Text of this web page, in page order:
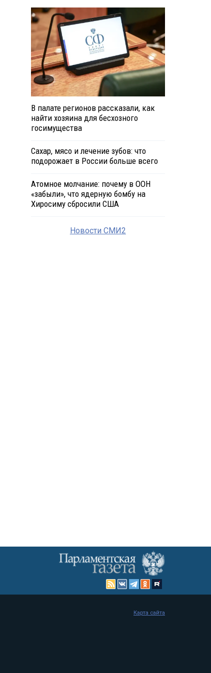
В палате регионов рассказали, как
найти хозяина для бесхозного
госимущества
Сахар, мясо и лечение зубов: что
подорожает в России больше всего
Атомное молчание: почему в ООН
«забыли», что ядерную бомбу на
Хиросиму сбросили США
Новости СМИ2
Карта сайта